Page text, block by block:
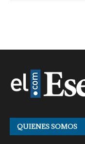
QUIENES SOMOS